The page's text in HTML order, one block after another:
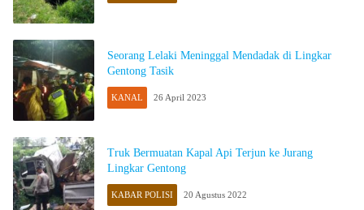
Seorang Lelaki Meninggal Mendadak di Lingkar
Gentong Tasik
KANAL 26 April 2023
Truk Bermuatan Kapal Api Terjun ke Jurang
Lingkar Gentong
KABAR POLISI 20 Agustus 2022